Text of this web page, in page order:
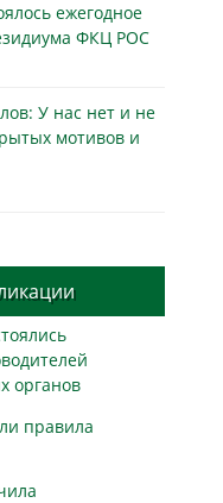
ежегодное
ФКЦ РОС
У нас нет и не
мотивов и
органов
правила